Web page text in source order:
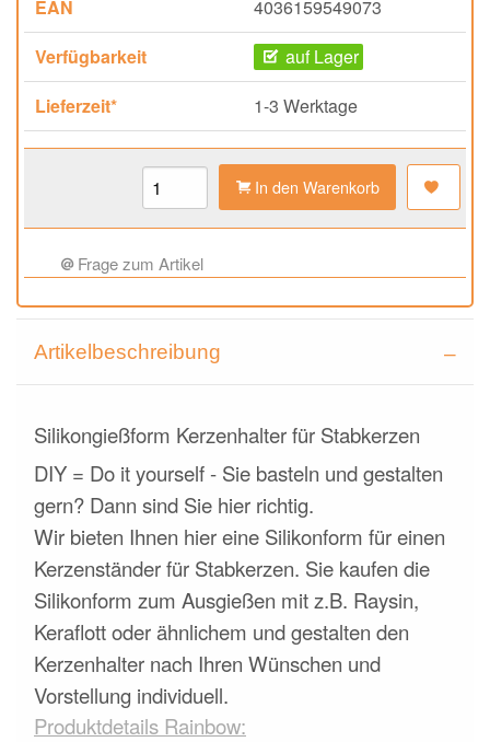
EAN
4036159549073
Verfügbarkeit
auf Lager
Lieferzeit*
1-3 Werktage
In den Warenkorb
Frage zum Artikel
Artikelbeschreibung
Silikongießform Kerzenhalter für Stabkerzen
DIY = Do it yourself - Sie basteln und gestalten
gern? Dann sind Sie hier richtig.
Wir bieten Ihnen hier eine Silikonform für einen
Kerzenständer für Stabkerzen. Sie kaufen die
Silikonform zum Ausgießen mit z.B. Raysin,
Keraflott oder ähnlichem und gestalten den
Kerzenhalter nach Ihren Wünschen und
Vorstellung individuell.
Produktdetails Rainbow: